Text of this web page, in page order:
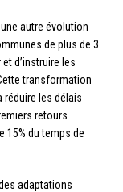
autre évolution
de plus de 3
d’instruire les
transformation
réduire les délais
retours
15% du temps de
adaptations